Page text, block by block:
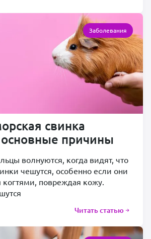
свинка
причины
волнуются, когда видят, что
чешутся, особенно если они
когтями, повреждая кожу.
Читать статью
Заболевания